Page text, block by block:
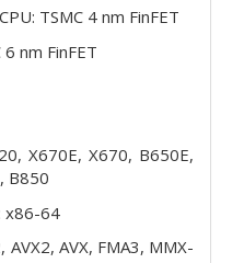
TSMC 4 nm FinFET
nm FinFET
X670E, X670, B650E,
B850
x86-64
AVX2, AVX, FMA3, MMX-